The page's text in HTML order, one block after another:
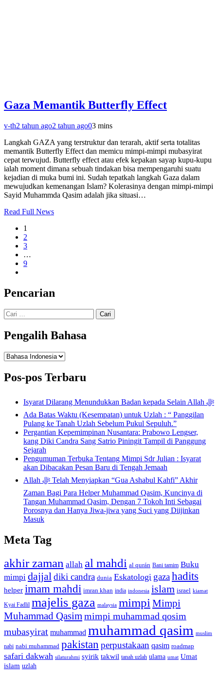
Gaza Memantik Butterfly Effect
v-th2 tahun ago2 tahun ago03 mins
Langkah GAZA yang terstruktur dan terarah, aktif serta totalitas
memantik Butterfly Effect dan memicu mimpi-mimpi mubasyirat
cepat terwujud. Butterfly effect atau efek kepakan sayap kupu-kupu
ialah moment dimana sebuah tindakan bisa mempengaruhi suatu
kejadian di muka bumi ini. Sudah tepatkah langkah Gaza dalam
mewujudkan kemenangan Islam? Kolerasinya dengan mimpi-mimpi
Sayid Muhammda Qasim adalah jika situasi…
Read Full News
1
2
3
…
9
Pencarian
Cari
untuk:
Pengalih Bahasa
Pengalih
Pos-pos Terbaru
Isyarat Dilarang Menundukkan Badan kepada Selain Allah ﷻ
Ada Batas Waktu (Kesempatan) untuk Uzlah : “ Panggilan
Pulang ke Tanah Uzlah Sebelum Pukul Sepuluh.”
Pergantian Kepemimpinan Nusantara: Prabowo Lengser,
kang Diki Candra Sang Satrio Piningit Tampil di Panggung
Sejarah
Pengumuman Terbuka Tentang Mimpi Sdr Julian : Isyarat
akan Dibacakan Pesan Baru di Tengah Jemaah
Allah ﷻ Telah Menyiapkan “Gua Ashabul Kahfi” Akhir
Zaman Bagi Para Helper Muhammad Qasim, Kuncinya di
Tangan Muhammad Qasim, Dengan 7 Tokoh Inti Sebagai
Porosnya dan Hanya Jiwa-jiwa yang Suci yang Diijinkan
Masuk
Meta Tag
akhir zaman allah al mahdi al qurán Bani tamim Buku
mimpi dajjal diki candra dunia Eskatologi gazahadits
helper imam mahdi imran khan india indonesia islam israel kiamat
Kyai Fadlil majelis gaza malaysia mimpi Mimpi
Muhammad Qasimmimpi muhammad qosim
mubasyirat muhammad muhammad qasim muslim
nabi nabi muhammad pakistan perpustakaan qasim roadmap
safari dakwah silaturahmi syirik takwil tanah uzlah ulama umat Umat
islam uzlah